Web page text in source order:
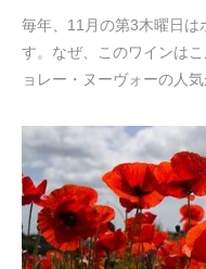
毎年、11月の第3木曜日は
す。なぜ、このワインは
ョレー・ヌーヴォーの人